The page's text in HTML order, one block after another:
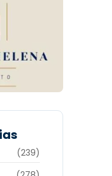
(239)